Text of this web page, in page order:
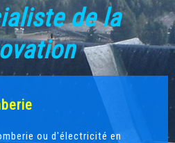
de la
ou d'électricité en